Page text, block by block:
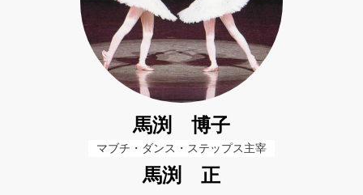
馬渕 博子
マブチ・ダンス・ステップス主宰
馬渕 正